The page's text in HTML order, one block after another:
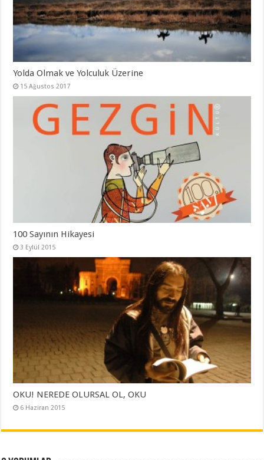
Yolda Olmak ve Yolculuk Üzerine
15 Ağustos 2017
100 Sayının Hikayesi
3 Eylül 2015
OKU! NEREDE OLURSAL OL, OKU
6 Haziran 2015